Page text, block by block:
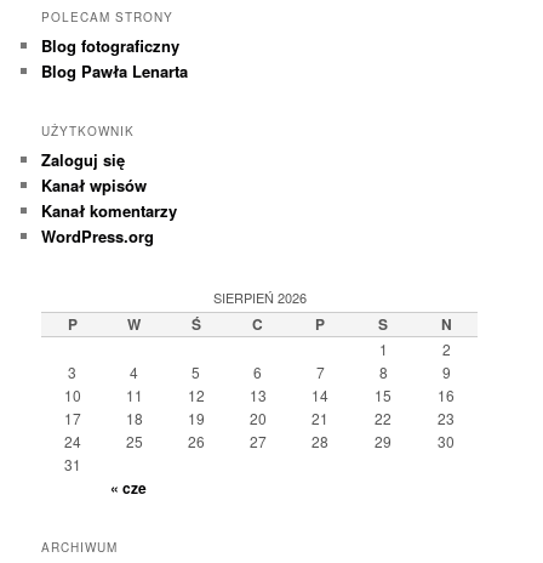
POLECAM STRONY
Blog fotograficzny
Blog Pawła Lenarta
UŻYTKOWNIK
Zaloguj się
Kanał wpisów
Kanał komentarzy
WordPress.org
SIERPIEŃ 2026
P W Ś C P S N
1
2
3
4 5 6 7 8
9
10
11 12 13 14 15
16
17
18 19 20 21 22
23
24
25 26 27 28 29
30
31
« cze
ARCHIWUM